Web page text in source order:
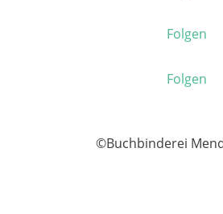
Folgen
Folgen
©Buchbinderei